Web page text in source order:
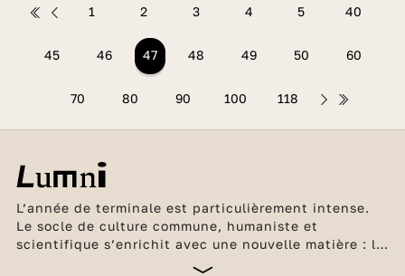
1 2 3 4 5 40
45 46 47 48 49 50 60
70 80 90 100 118
L’année de terminale est particulièrement intense.
Le socle de culture commune, humaniste et
scientifique s’enrichit avec une nouvelle matière : la